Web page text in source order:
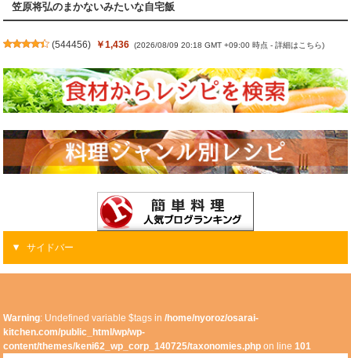
笠原将弘のまかないみたいな自宅飯
(544456) ￥1,436 (2026/08/09 20:18 GMT +09:00 時点 -詳細はこちら)
サイドバー
Warning: Undefined variable $tags in/home/nyoroz/osarai-
kitchen.com/public_html/wp/wp-
content/themes/keni62_wp_corp_140725/taxonomies.php on line101